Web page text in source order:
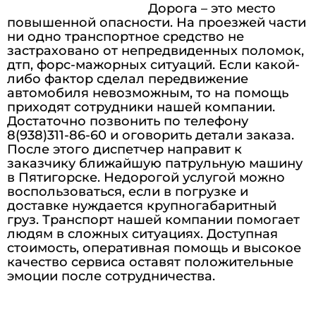
Дорога – это место
повышенной опасности. На проезжей части
ни одно транспортное средство не
застраховано от непредвиденных поломок,
дтп, форс-мажорных ситуаций. Если какой-
либо фактор сделал передвижение
автомобиля невозможным, то на помощь
приходят сотрудники нашей компании.
Достаточно позвонить по телефону
8(938)311-86-60 и оговорить детали заказа.
После этого диспетчер направит к
заказчику ближайшую патрульную машину
в Пятигорске. Недорогой услугой можно
воспользоваться, если в погрузке и
доставке нуждается крупногабаритный
груз. Транспорт нашей компании помогает
людям в сложных ситуациях. Доступная
стоимость, оперативная помощь и высокое
качество сервиса оставят положительные
эмоции после сотрудничества.